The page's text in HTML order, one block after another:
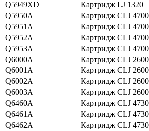
Q5949XD
Картридж LJ 1320
Q5950A
Картридж CLJ 4700
Q5951A
Картридж CLJ 4700
Q5952A
Картридж CLJ 4700
Q5953A
Картридж CLJ 4700
Q6000A
Картридж CLJ 2600
Q6001A
Картридж CLJ 2600
Q6002A
Картридж CLJ 2600
Q6003A
Картридж CLJ 2600
Q6460A
Картридж CLJ 4730
Q6461A
Картридж CLJ 4730
Q6462A
Картридж CLJ 4730